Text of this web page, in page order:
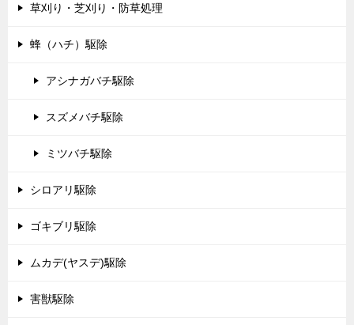
草刈り・芝刈り・防草処理
蜂（ハチ）駆除
アシナガバチ駆除
スズメバチ駆除
ミツバチ駆除
シロアリ駆除
ゴキブリ駆除
ムカデ(ヤスデ)駆除
害獣駆除